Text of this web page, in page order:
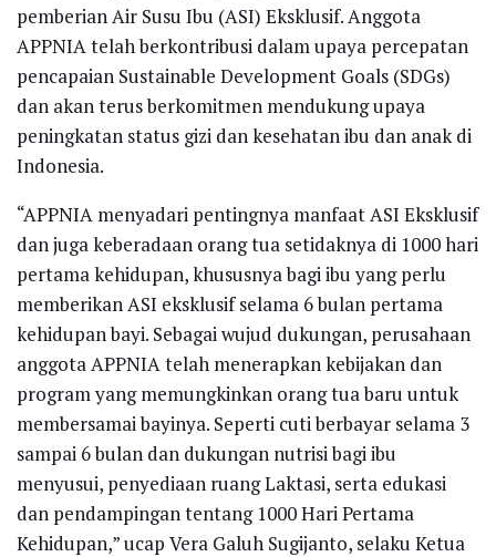
pemberian Air Susu Ibu (ASI) Eksklusif. Anggota
APPNIA telah berkontribusi dalam upaya percepatan
pencapaian Sustainable Development Goals (SDGs)
dan akan terus berkomitmen mendukung upaya
peningkatan status gizi dan kesehatan ibu dan anak di
Indonesia.
“APPNIA menyadari pentingnya manfaat ASI Eksklusif
dan juga keberadaan orang tua setidaknya di 1000 hari
pertama kehidupan, khususnya bagi ibu yang perlu
memberikan ASI eksklusif selama 6 bulan pertama
kehidupan bayi. Sebagai wujud dukungan, perusahaan
anggota APPNIA telah menerapkan kebijakan dan
program yang memungkinkan orang tua baru untuk
membersamai bayinya. Seperti cuti berbayar selama 3
sampai 6 bulan dan dukungan nutrisi bagi ibu
menyusui, penyediaan ruang Laktasi, serta edukasi
dan pendampingan tentang 1000 Hari Pertama
Kehidupan,” ucap Vera Galuh Sugijanto, selaku Ketua